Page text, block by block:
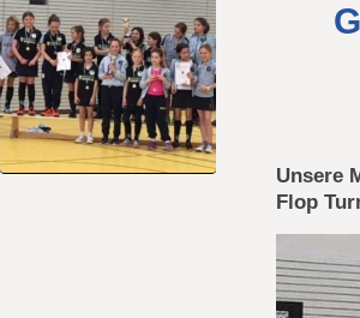
Unsere
Flop